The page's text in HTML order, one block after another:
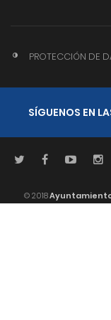
PROTECCIÓN DE
SÍGUENOS EN
© 2018